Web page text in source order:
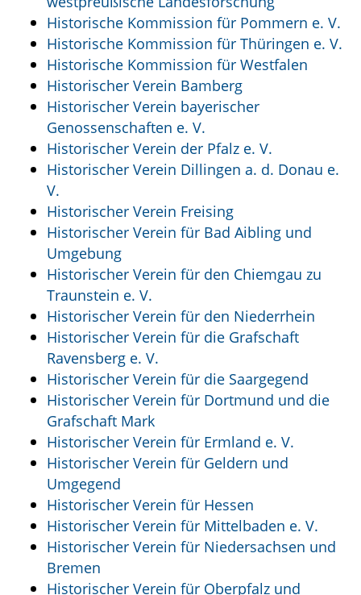
Historische Kommission für Pommern e. V.
Historische Kommission für Thüringen e. V.
Historische Kommission für Westfalen
Historischer Verein Bamberg
Historischer Verein bayerischer
Genossenschaften e. V.
Historischer Verein der Pfalz e. V.
Historischer Verein Dillingen a. d. Donau e.
V.
Historischer Verein Freising
Historischer Verein für Bad Aibling und
Umgebung
Historischer Verein für den Chiemgau zu
Traunstein e. V.
Historischer Verein für den Niederrhein
Historischer Verein für die Grafschaft
Ravensberg e. V.
Historischer Verein für die Saargegend
Historischer Verein für Dortmund und die
Grafschaft Mark
Historischer Verein für Ermland e. V.
Historischer Verein für Geldern und
Umgegend
Historischer Verein für Hessen
Historischer Verein für Mittelbaden e. V.
Historischer Verein für Niedersachsen und
Bremen
Historischer Verein für Oberpfalz und